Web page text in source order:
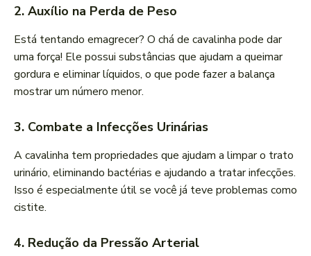
2. Auxílio na Perda de Peso
Está tentando emagrecer? O chá de cavalinha pode dar
uma força! Ele possui substâncias que ajudam a queimar
gordura e eliminar líquidos, o que pode fazer a balança
mostrar um número menor.
3. Combate a Infecções Urinárias
A cavalinha tem propriedades que ajudam a limpar o trato
urinário, eliminando bactérias e ajudando a tratar infecções.
Isso é especialmente útil se você já teve problemas como
cistite.
4. Redução da Pressão Arterial